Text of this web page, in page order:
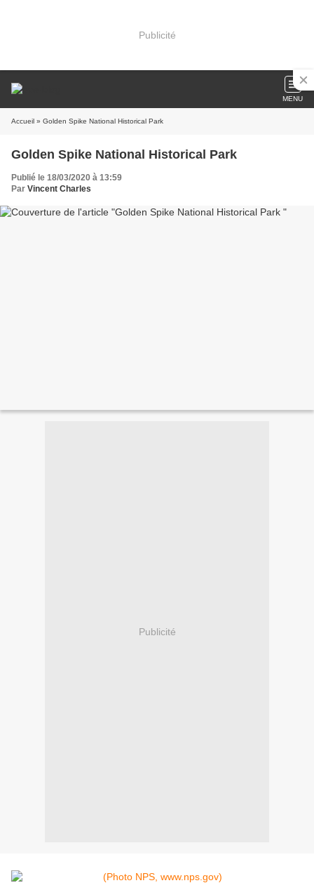
Publicité
MENU
Accueil » Golden Spike National Historical Park
Golden Spike National Historical Park
Publié le 18/03/2020 à 13:59
Par Vincent Charles
Publicité